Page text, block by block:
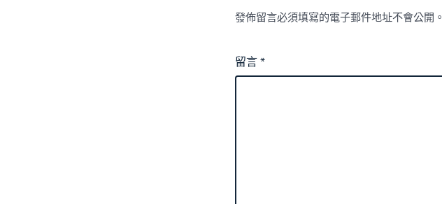
發佈留言必須填寫的電子郵件地址不會公開。
留言*